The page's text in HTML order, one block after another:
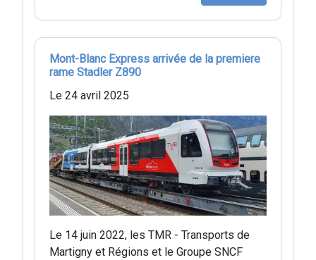
Mont-Blanc Express arrivée de la premiere
rame Stadler Z890
Le 24 avril 2025
Le 14 juin 2022, les TMR - Transports de
Martigny et Régions et le Groupe SNCF